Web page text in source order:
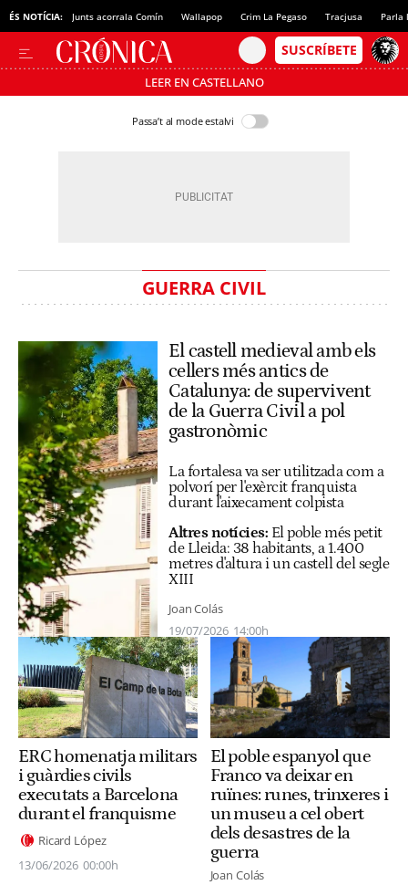
ÉS NOTÍCIA: Junts acorrala Comín Wallapop Crim La Pegaso Tracjusa Parla
LEER EN CASTELLANO
Passa’t al mode estalvi
GUERRA CIVIL
El castell medieval amb els
cellers més antics de
Catalunya: de supervivent
de la Guerra Civil a pol
gastronòmic
La fortalesa va ser utilitzada com a
polvorí per l'exèrcit franquista
durant l'aixecament colpista
Altres notícies: El poble més petit
de Lleida: 38 habitants, a 1.400
metres d'altura i un castell del segle
XIII
Joan Colás
19/07/2026 14:00h
ERC homenatja militars
i guàrdies civils
executats a Barcelona
durant el franquisme
Ricard López
13/06/2026 00:00h
El poble espanyol que
Franco va deixar en
ruïnes: runes, trinxeres i
un museu a cel obert
dels desastres de la
guerra
Joan Colás